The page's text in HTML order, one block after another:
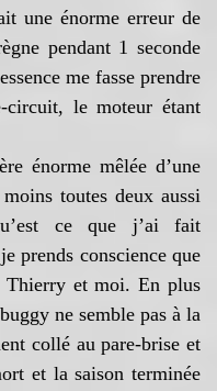
une énorme erreur de
pendant 1 seconde
me fasse prendre
circuit, le moteur étant
énorme mêlée d’une
toutes deux aussi
ce que j’ai fait
prends conscience que
Thierry et moi. En plus
ne semble pas à la
collé au pare-brise et
et la saison terminée